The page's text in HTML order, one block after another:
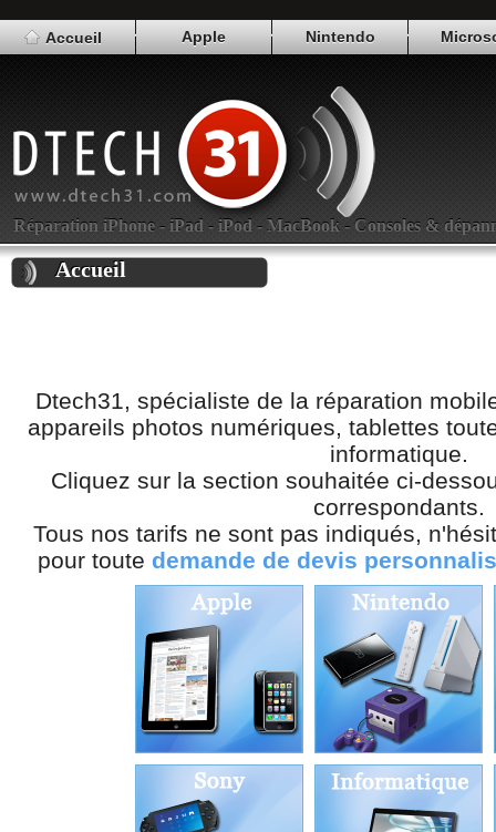
Accueil Apple Nintendo
Réparation iPhone - iPad - iPod - MacBook - Consoles &
Accueil
Dtech31, spécialiste de la réparation
appareils photos numériques, tablettes
informatique.
Cliquez sur la section souhaitée ci-
correspondants.
Tous nos tarifs ne sont pas indiqués,
pour toute demande de devis